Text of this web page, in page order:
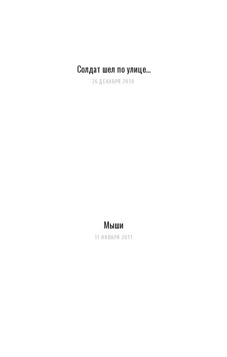
Солдат шел по улице…
26 ДЕКАБРЯ 2010
Мыши
11 ЯНВАРЯ 2011